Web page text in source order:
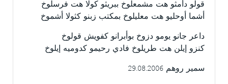
قولو دأمثو هت مشمعلوخ ببريثو كولا هت فرسلوخ
أشما أوحليو هت معليلوخ بمكتب زبنو كثولا أشموخ
داعر جانو يومو دزوخ بوأبرانو كفويش قولوخ
كنزو إيلن هت طريلوخ فادي رحيمو كدوميه إيلوخ
سمير روهم 29.08.2006